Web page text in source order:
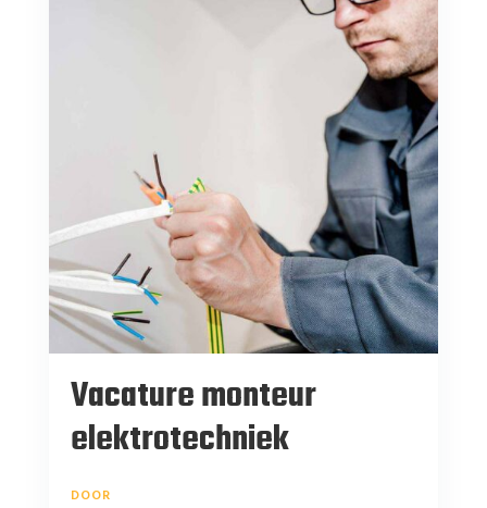
Vacature monteur
elektrotechniek
DOOR